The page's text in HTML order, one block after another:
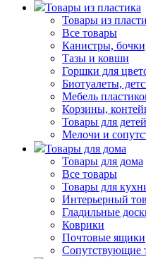
Товары из пластика
Товары из
Все товары
Канистры,
Тазы и ковши
Горшки для
Биотуалеты,
Мебель
Корзины,
Товары для детей
Мелочи и
Товары для дома
Товары для дома
Все товары
Товары для
Интерьерный
Гладильные
Коврики
Почтовые ящики
Сопутствующие